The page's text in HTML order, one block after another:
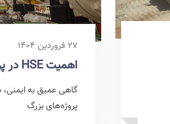
۲۷ فروردین ۱۴۰۴
اهمیت HSE در پروژه‌های صنعتی و عمرانی
گاهی عمیق به
پروژه‌های بزرگ